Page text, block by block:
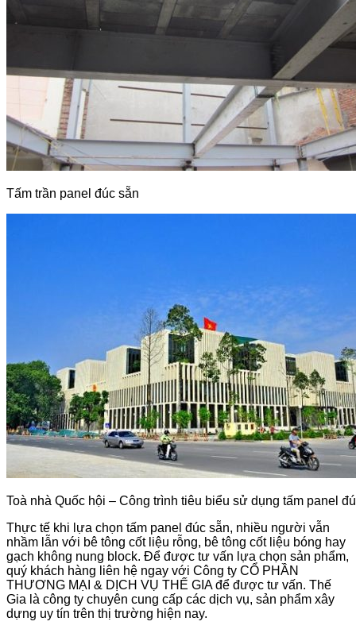
Tấm trần panel đúc sẵn
Toà nhà Quốc hội – Công trình tiêu biểu sử dụng tấm panel
Thực tế khi lựa chọn tấm panel đúc sẵn, nhiều người vẫn
nhầm lẫn với bê tông cốt liệu rỗng, bê tông cốt liệu bóng hay
gạch không nung block. Để được tư vấn lựa chọn sản phẩm,
quý khách hàng liên hệ ngay với Công ty CỔ PHẦN
THƯƠNG MẠI & DỊCH VỤ THẾ GIA để được tư vấn. Thế
Gia là công ty chuyên cung cấp các dịch vụ, sản phẩm xây
dựng uy tín trên thị trường hiện nay.